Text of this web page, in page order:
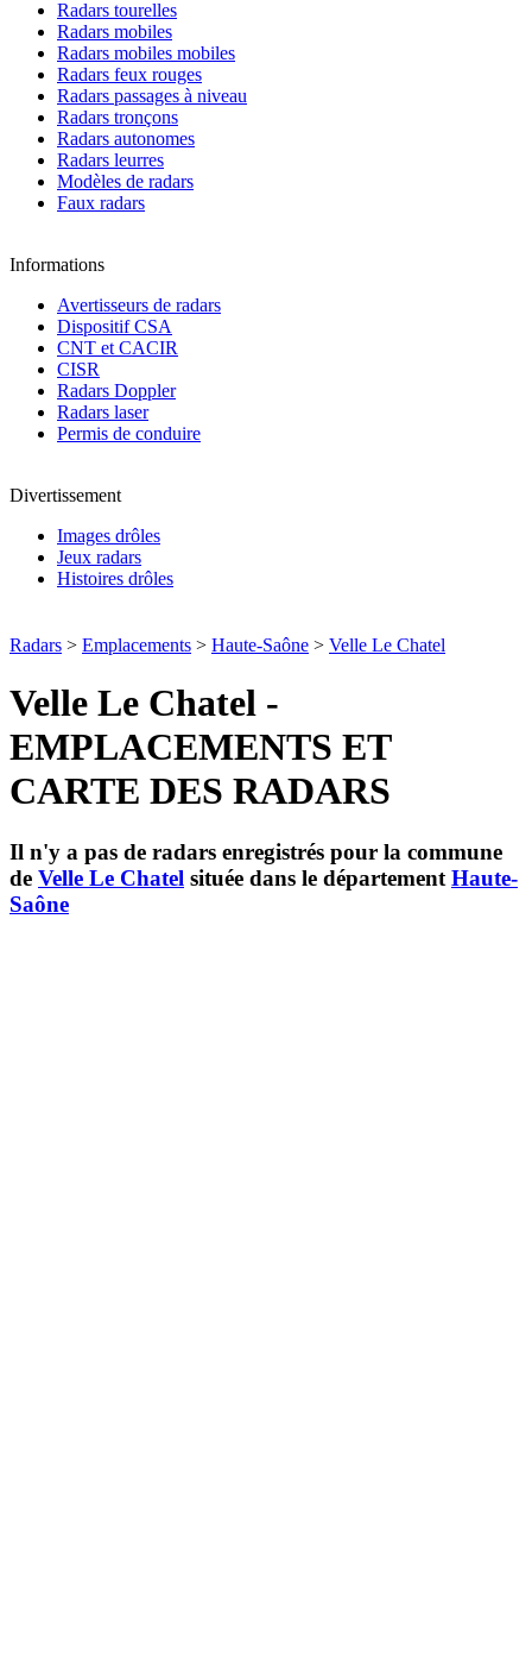
Radars tourelles
Radars mobiles
Radars mobiles mobiles
Radars feux rouges
Radars passages à niveau
Radars tronçons
Radars autonomes
Radars leurres
Modèles de radars
Faux radars
Informations
Avertisseurs de radars
Dispositif CSA
CNT et CACIR
CISR
Radars Doppler
Radars laser
Permis de conduire
Divertissement
Images drôles
Jeux radars
Histoires drôles
Radars > Emplacements > Haute-Saône > Velle Le Chatel
Velle Le Chatel -
EMPLACEMENTS ET
CARTE DES RADARS
Il n'y a pas de radars enregistrés pour la commune
de Velle Le Chatel située dans le département Haute-
Saône